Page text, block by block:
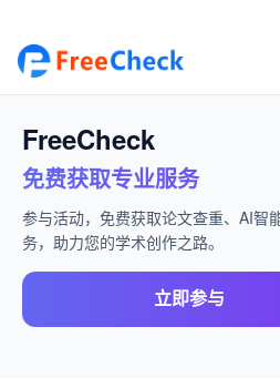
FreeCheck
免费获取专业服务
参与活动，免费获取论文查重、AI智
务，助力您的学术创作之路。
立即参与